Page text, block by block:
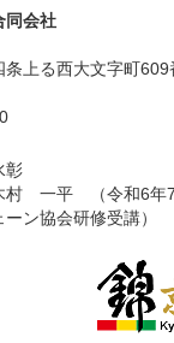
同会社
上る西大文字町609
彰
村 一平 （令和6年
ン協会研修受講）